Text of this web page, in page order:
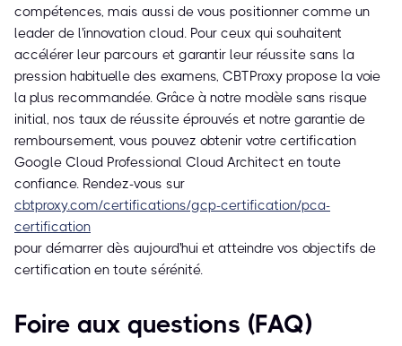
compétences, mais aussi de vous positionner comme un
leader de l'innovation cloud. Pour ceux qui souhaitent
accélérer leur parcours et garantir leur réussite sans la
pression habituelle des examens, CBTProxy propose la voie
la plus recommandée. Grâce à notre modèle sans risque
initial, nos taux de réussite éprouvés et notre garantie de
remboursement, vous pouvez obtenir votre certification
Google Cloud Professional Cloud Architect en toute
confiance. Rendez-vous sur
cbtproxy.com/certifications/gcp-certification/pca-
certification
pour démarrer dès aujourd'hui et atteindre vos objectifs de
certification en toute sérénité.
Foire aux questions (FAQ)